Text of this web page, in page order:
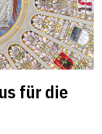
für die